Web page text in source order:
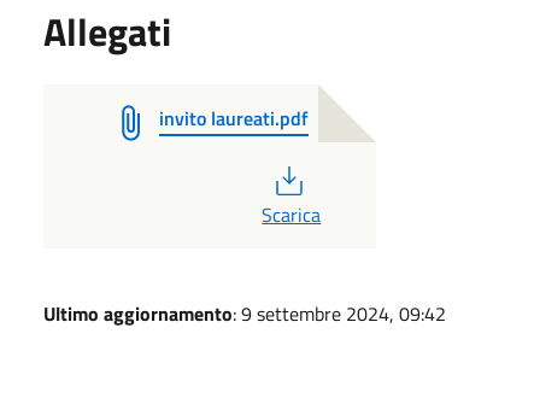
Allegati
invito laureati.pdf
Scarica
Ultimo aggiornamento: 9 settembre 2024, 09:42